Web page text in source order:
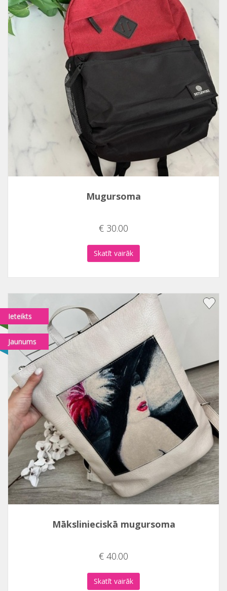
Mugursoma
€ 30.00
Skatīt vairāk
Mākslinieciskā mugursoma
€ 40.00
Skatīt vairāk
Ieteikts
Jaunums